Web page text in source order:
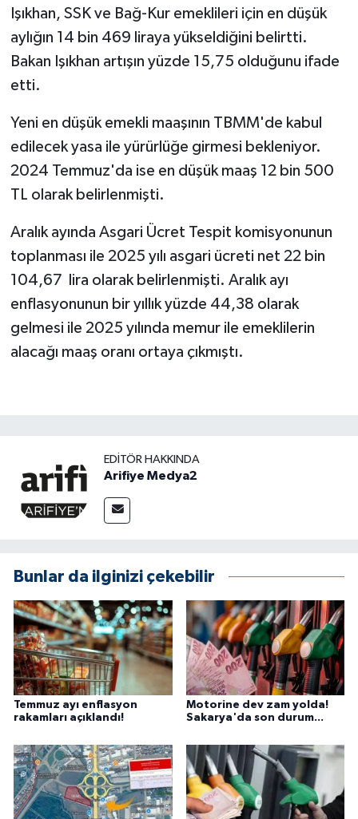
Işıkhan, SSK ve Bağ-Kur emeklileri için en düşük
aylığın 14 bin 469 liraya yükseldiğini belirtti.
Bakan Işıkhan artışın yüzde 15,75 olduğunu ifade
etti.
Yeni en düşük emekli maaşının TBMM'de kabul
edilecek yasa ile yürürlüğe girmesi bekleniyor.
2024 Temmuz'da ise en düşük maaş 12 bin 500
TL olarak belirlenmişti.
Aralık ayında Asgari Ücret Tespit komisyonunun
toplanması ile 2025 yılı asgari ücreti net 22 bin
104,67 lira olarak belirlenmişti. Aralık ayı
enflasyonunun bir yıllık yüzde 44,38 olarak
gelmesi ile 2025 yılında memur ile emeklilerin
alacağı maaş oranı ortaya çıkmıştı.
EDITÖR HAKKINDA
Arifiye Medya2
Bunlar da ilginizi çekebilir
Temmuz ayı enflasyon
rakamları açıklandı!
Motorine dev zam yolda!
Sakarya'da son durum...